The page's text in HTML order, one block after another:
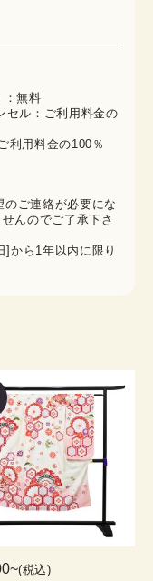
：無料
セル：ご利用料金の
利用料金の100％
ご連絡が必要にな
んのでご了承下さ
から1年以内に限り
~(税込)